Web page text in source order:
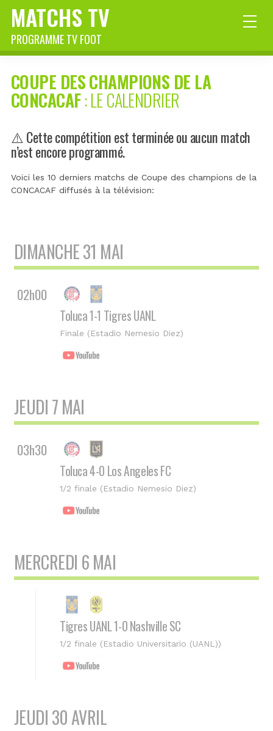
MATCHS TV
PROGRAMME TV FOOT
COUPE DES CHAMPIONS DE LA
CONCACAF: LE CALENDRIER
⚠️ Cette compétition est terminée ou aucun match
n’est encore programmé.
Voici les 10 derniers matchs de Coupe des champions de la
CONCACAF diffusés à la télévision:
DIMANCHE 31 MAI
02h00
Toluca 1-1 Tigres UANL
Finale (Estadio Nemesio Diez)
JEUDI 7 MAI
03h30
Toluca 4-0 Los Angeles FC
1/2 finale (Estadio Nemesio Diez)
MERCREDI 6 MAI
Tigres UANL 1-0 Nashville SC
1/2 finale (Estadio Universitario (UANL))
JEUDI 30 AVRIL